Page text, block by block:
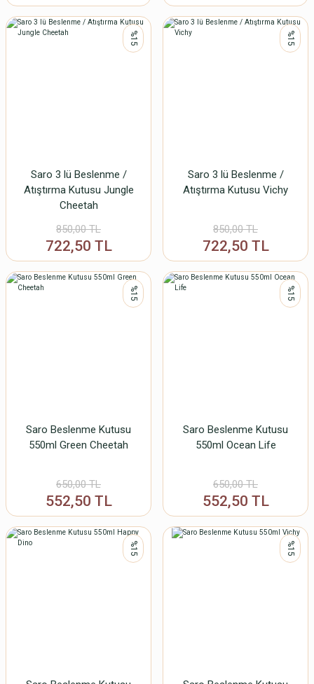
%15
Saro 3 lü Beslenme /
Atıştırma Kutusu Jungle
Cheetah
850,00 TL
722,50 TL
%15
Saro 3 lü Beslenme /
Atıştırma Kutusu Vichy
850,00 TL
722,50 TL
%15
Saro Beslenme Kutusu
550ml Green Cheetah
650,00 TL
552,50 TL
%15
Saro Beslenme Kutusu
550ml Ocean Life
650,00 TL
552,50 TL
%15 %15